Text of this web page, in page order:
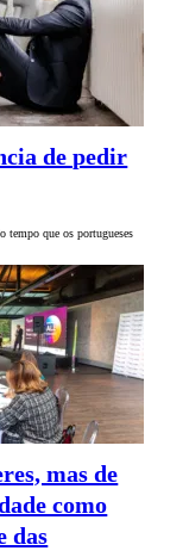
de pedir
tempo que os portugueses
mas de
como
das